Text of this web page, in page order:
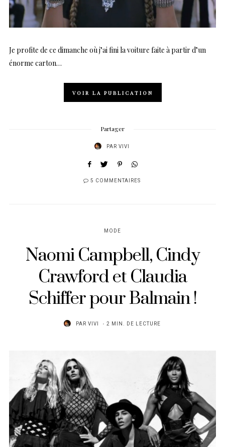
Je profite de ce dimanche où j’ai fini la voiture faite à partir d’un
énorme carton…
VOIR LA PUBLICATION
Partager
PAR VIVI
5 COMMENTAIRES
MODE
Naomi Campbell, Cindy
Crawford et Claudia
Schiffer pour Balmain !
PAR VIVI 2 MIN. DE LECTURE